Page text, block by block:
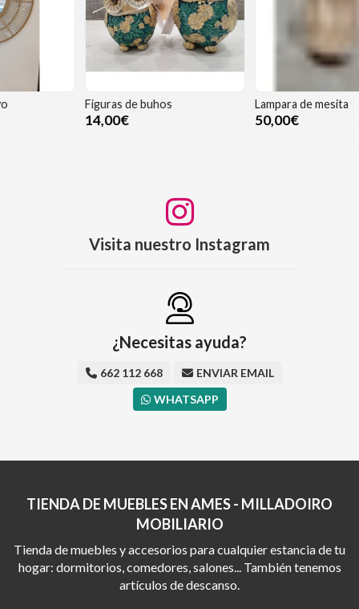
Figuras de buhos Lampara de mesita
Visita nuestro Instagram
¿Necesitas ayuda?
662 112 668
ENVIAR EMAIL
WHATSAPP
TIENDA DE MUEBLES EN AMES - MILLADOIRO
MOBILIARIO
Tienda de muebles y accesorios para cualquier estancia de tu
hogar: dormitorios, comedores, salones... También tenemos
artículos de descanso.